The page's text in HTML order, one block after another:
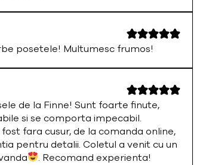
posetele! Multumesc frumos!
de la Finne! Sunt foarte finute,
si se comporta impecabil.
fara cusur, de la comanda online,
pentru detalii. Coletul a venit cu un
. Recomand experienta!